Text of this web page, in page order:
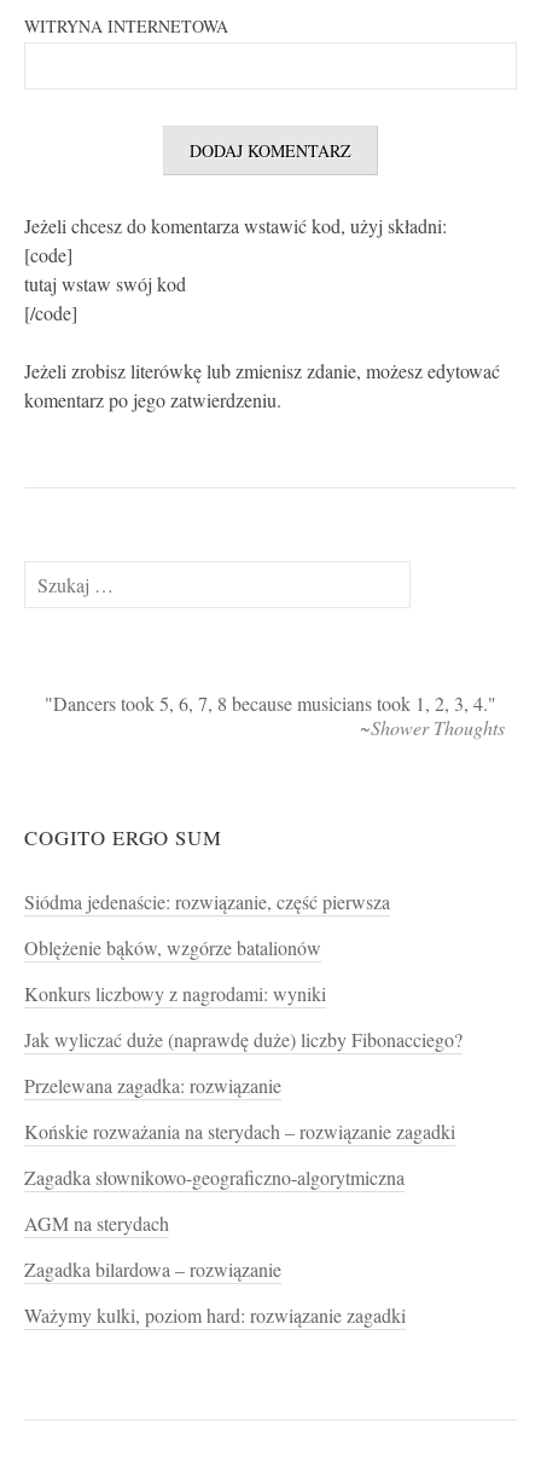
WITRYNA INTERNETOWA
Jeżeli chcesz do komentarza wstawić kod, użyj składni:
[code]
tutaj wstaw swój kod
[/code]
Jeżeli zrobisz literówkę lub zmienisz zdanie, możesz edytować
komentarz po jego zatwierdzeniu.
Szukaj:
Dancers took 5, 6, 7, 8 because musicians took 1, 2, 3, 4.
~Shower Thoughts
COGITO ERGO SUM
Siódma jedenaście: rozwiązanie, część pierwsza
Oblężenie bąków, wzgórze batalionów
Konkurs liczbowy z nagrodami: wyniki
Jak wyliczać duże (naprawdę duże) liczby Fibonacciego?
Przelewana zagadka: rozwiązanie
Końskie rozważania na sterydach – rozwiązanie zagadki
Zagadka słownikowo-geograficzno-algorytmiczna
AGM na sterydach
Zagadka bilardowa – rozwiązanie
Ważymy kulki, poziom hard: rozwiązanie zagadki